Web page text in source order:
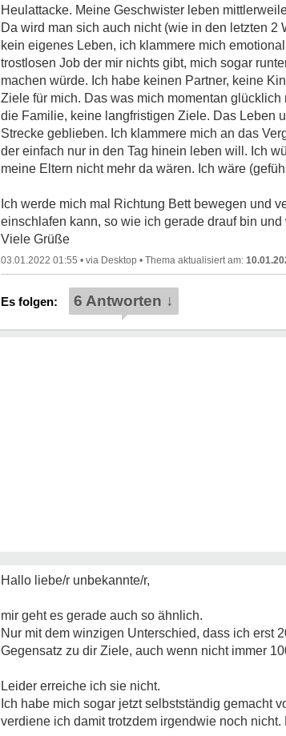
Heulattacke. Meine Geschwister leben
Da wird man sich auch nicht (wie in den letzten
kein eigenes Leben, ich klammere mich
trostlosen Job der mir nichts gibt, mich sogar
machen würde. Ich habe keinen Partner, keine
Ziele für mich. Das was mich momentan
die Familie, keine langfristigen Ziele. Das Leben
Strecke geblieben. Ich klammere mich an das
der einfach nur in den Tag hinein leben will. Ich
meine Eltern nicht mehr da wären. Ich wäre
Ich werde mich mal Richtung Bett bewegen und
einschlafen kann, so wie ich gerade drauf bin
Viele Grüße
03.01.2022 01:55 • •
6 Antworten ↓
Hallo liebe/r unbekannte/r,
mir geht es gerade auch so ähnlich.
Nur mit dem winzigen Unterschied, dass ich erst
Gegensatz zu dir Ziele, auch wenn nicht immer
Leider erreiche ich sie nicht.
Ich habe mich sogar jetzt selbstständig gemacht
verdiene ich damit trotzdem irgendwie noch